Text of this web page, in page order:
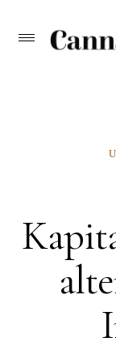
Skip Primary
Menu